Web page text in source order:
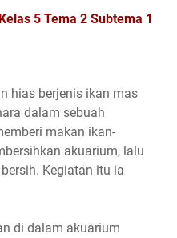
5 Tema 2 Subtema 1
hias berjenis ikan mas
dalam sebuah
makan ikan-
akuarium, lalu
Kegiatan itu ia
di dalam akuarium